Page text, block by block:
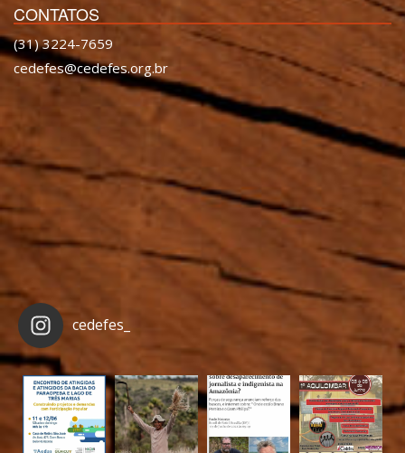
CONTATOS
(31) 3224-7659
cedefes@cedefes.org.br
cedefes_